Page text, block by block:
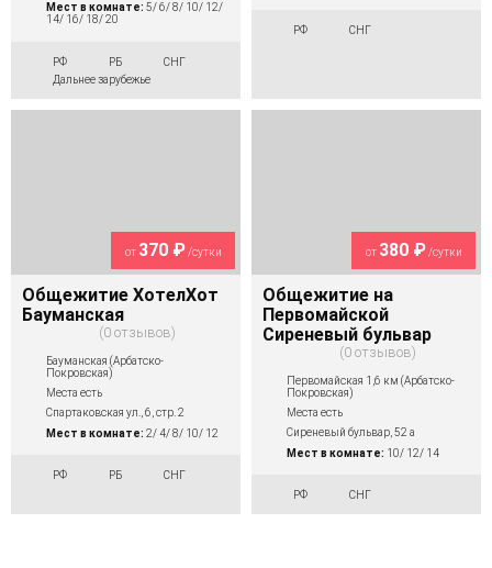
Мест в комнате: 5/ 6/ 8/ 10/ 12/
14/ 16/ 18/ 20
РФ РБ
СНГ
Дальнее зарубежье
РФ СНГ
от 370 ₽/сутки
Общежитие ХотелХот
Бауманская
0 отзывов
Бауманская (Арбатско-
Покровская)
Места есть
Спартаковская ул., 6, стр. 2
Мест в комнате: 2/ 4/ 8/ 10/ 12
РФ РБ СНГ
от 380 ₽/сутки
Общежитие на
Первомайской
Сиреневый бульвар
0 отзывов
Первомайская 1,6 км (Арбатско-
Покровская)
Места есть
Сиреневый бульвар, 52 а
Мест в комнате: 10/ 12/ 14
РФ СНГ